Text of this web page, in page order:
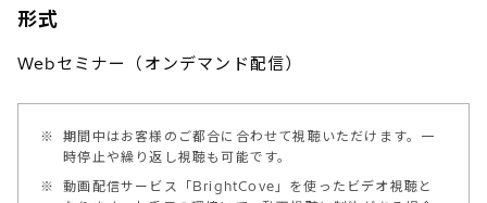
形式
Webセミナー（オンデマンド配信）
※
期間中はお客様のご都合に合わせて視聴いただけます。一
時停止や繰り返し視聴も可能です。
※
動画配信サービス「BrightCove」を使ったビデオ視聴と